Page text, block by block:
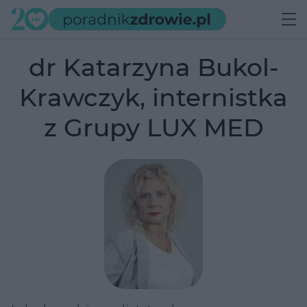
dr Katarzyna Bukol-
Krawczyk, internistka
z Grupy LUX MED